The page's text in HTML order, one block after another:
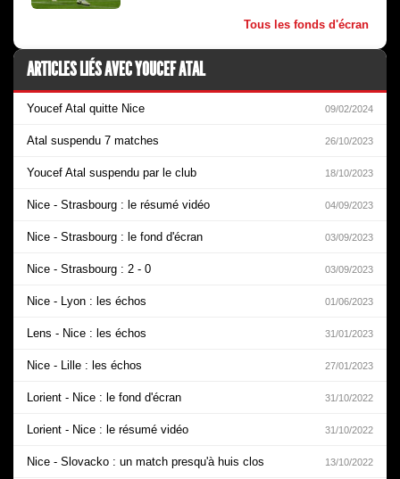
Tous les fonds d'écran
ARTICLES LIÉS AVEC YOUCEF ATAL
Youcef Atal quitte Nice 09/02/2024
Atal suspendu 7 matches 26/10/2023
Youcef Atal suspendu par le club 18/10/2023
Nice - Strasbourg : le résumé vidéo 04/09/2023
Nice - Strasbourg : le fond d'écran 03/09/2023
Nice - Strasbourg : 2 - 0 03/09/2023
Nice - Lyon : les échos 01/06/2023
Lens - Nice : les échos 31/01/2023
Nice - Lille : les échos 27/01/2023
Lorient - Nice : le fond d'écran 31/10/2022
Lorient - Nice : le résumé vidéo 31/10/2022
Nice - Slovacko : un match presqu'à huis clos 13/10/2022